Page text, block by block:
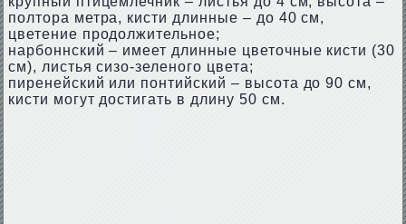
полтора метра, кисти длинные – до 40 см,
цветение продолжительное;
нарбоннский – имеет длинные цветочные кисти (30
см), листья сизо-зеленого цвета;
пиренейский или понтийский – высота до 90 см,
кисти могут достигать в длину 50 см.